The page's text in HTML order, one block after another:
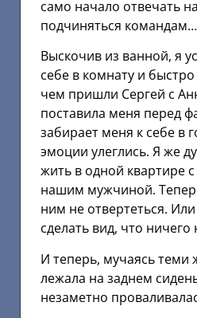
само начало отвечать
подчиняться командам…
Выскочив из ванной, я
себе в комнату и
чем пришли Сергей с
поставила меня перед
забирает меня к себе в
эмоции улеглись. Я же
жить в одной квартире
нашим мужчиной.
ним не отвертеться. Или
сделать вид, что ничего
И теперь, мучаясь теми
лежала на заднем
незаметно